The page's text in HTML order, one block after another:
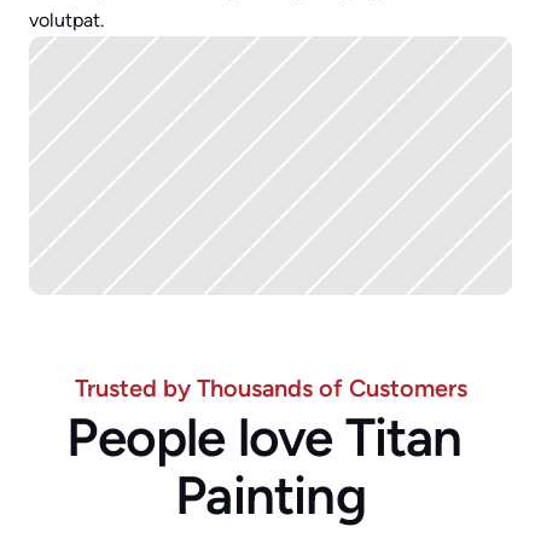
volutpat.
Trusted by Thousands of Customers
People love Titan
Painting